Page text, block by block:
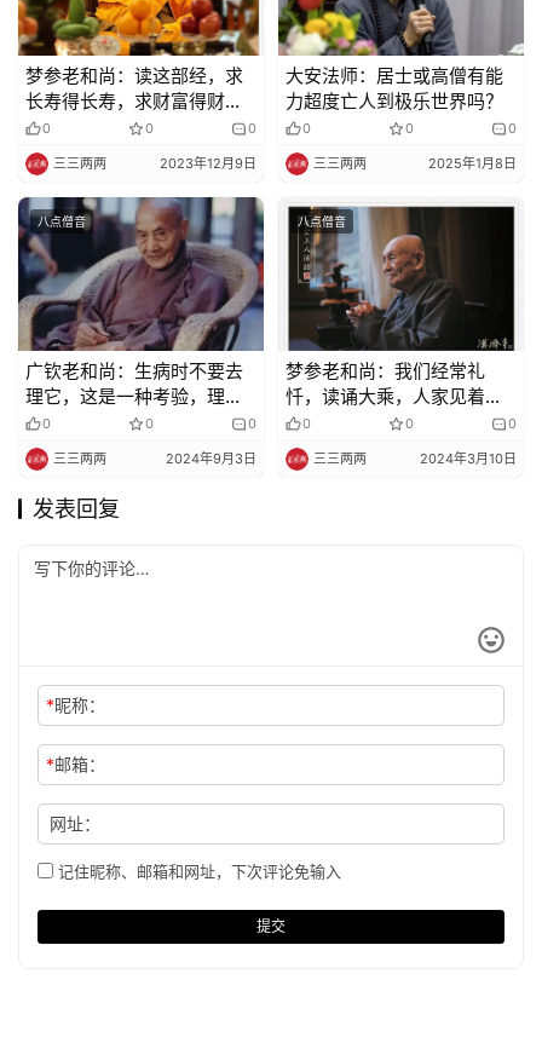
梦参老和尚：读这部经，求
长寿得长寿，求财富得财富
无量
0 0 0
三三两两 2023年12月9日
大安法师：居士或高僧有能
力超度亡人到极乐世界吗？
0 0 0
三三两两 2025年1月8日
八点僧音
广钦老和尚：生病时不要去
理它，这是一种考验，理了
它就被考倒
0 0 0
三三两两 2024年9月3日
八点僧音
梦参老和尚：我们经常礼
忏，读诵大乘，人家见着你
就生欢喜心
0 0 0
三三两两 2024年3月10日
发表回复
*昵称：
*邮箱：
网址：
记住昵称、邮箱和网址，下次评论免输入
提交